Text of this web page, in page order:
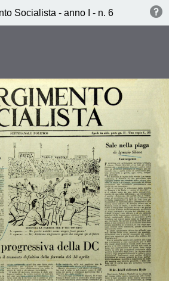
Socialista - anno I - n. 6 - 21 luglio
dello
e perchè
e